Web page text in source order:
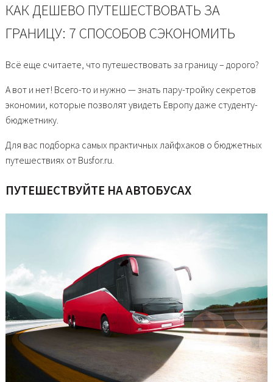
КАК ДЕШЕВО ПУТЕШЕСТВОВАТЬ ЗА
ГРАНИЦУ: 7 СПОСОБОВ СЭКОНОМИТЬ
Всё еще считаете, что путешествовать за границу – дорого?
А вот и нет! Всего-то и нужно — знать пару-тройку секретов
экономии, которые позволят увидеть Европу даже студенту-
бюджетнику.
Для вас подборка самых практичных лайфхаков о бюджетных
путешествиях от Busfor.ru.
ПУТЕШЕСТВУЙТЕ НА АВТОБУСАХ